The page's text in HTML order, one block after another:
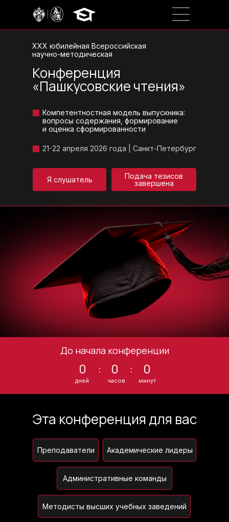
Программа
Партнеры
Место проведения
Вопросы и ответы
Принять участие
Я слушатель
Подача тезисов
завершена
Конференция
«Пашкусовские чтения»
XXX юбилейная Всероссийская
научно-методическая
Компетентностная модель выпускника:
вопросы содержания, формирование
и оценка сформированности
21-22 апреля 2026 года | Санкт-Петербург
До начала конференции
минут
часов
дней
0
: :
0
0
Эта конференция для вас
Административные команды
Преподаватели Академические лидеры
Методисты высших учебных заведений